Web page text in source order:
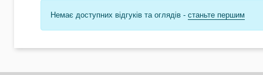
Немає доступних відгуків та оглядів - станьте першим